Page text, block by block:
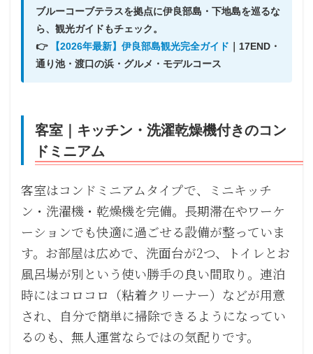
ブルーコーブテラスを拠点に伊良部島・下地島を巡るな
ら、観光ガイドもチェック。
👉
【2026年最新】伊良部島観光完全ガイド ｜17END・
通り池・渡口の浜・グルメ・モデルコース
客室｜キッチン・洗濯乾燥機付きのコン
ドミニアム
客室はコンドミニアムタイプで、ミニキッチ
ン・洗濯機・乾燥機を完備。長期滞在やワーケ
ーションでも快適に過ごせる設備が整っていま
す。お部屋は広めで、洗面台が2つ、トイレとお
風呂場が別という使い勝手の良い間取り。連泊
時にはコロコロ（粘着クリーナー）などが用意
され、自分で簡単に掃除できるようになってい
るのも、無人運営ならではの気配りです。